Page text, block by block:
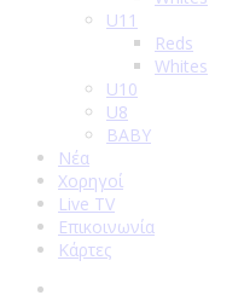
U11
Reds
Whites
U10
U8
BABY
Νέα
Χορηγοί
Live TV
Επικοινωνία
Κάρτες